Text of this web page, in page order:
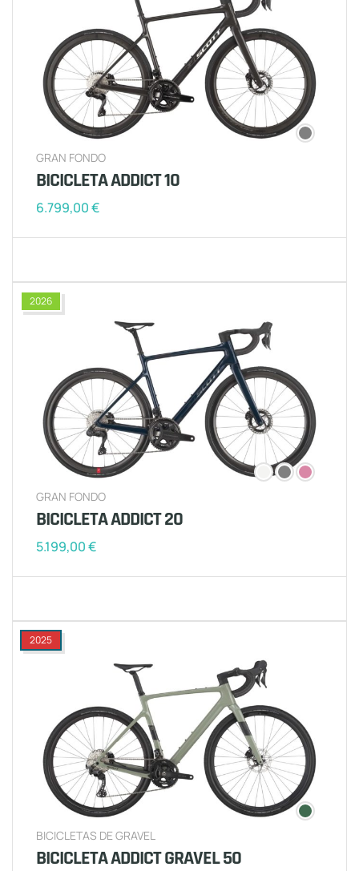
GRAN FONDO
BICICLETA ADDICT 10
6.799,00€
2026
GRAN FONDO
BICICLETA ADDICT 20
5.199,00€
2025
BICICLETAS DE GRAVEL
BICICLETA ADDICT GRAVEL 50